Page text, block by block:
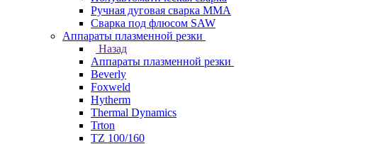
Ручная дуговая сварка MMA
Сварка под флюсом SAW
Аппараты плазменной резки
Назад
Аппараты плазменной резки
Beverly
Foxweld
Hytherm
Thermal Dynamics
Trton
TZ 100/160